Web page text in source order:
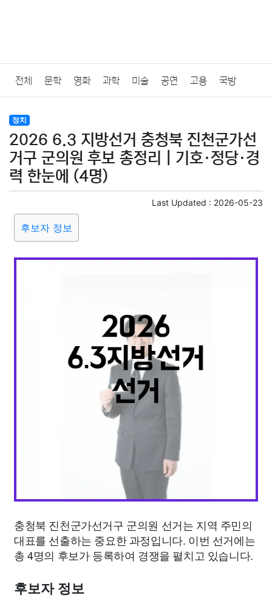
전체 문학 영화 과학 미술 공연 고용 국방
법률
질병 가요 방송 일상 주식 암호화폐 블록체인
결혼 육아 반려동물
요리 상품리뷰
교육 교통 생활
정치
2026 6.3 지방선거 충청북 진천군가선
거구 군의원 후보 총정리｜기호·정당·경
력 한눈에 (4명)
Last Updated : 2026-05-23
후보자 정보
충청북 진천군가선거구 군의원 선거는 지역 주민의
대표를 선출하는 중요한 과정입니다. 이번 선거에는
총 4명의 후보가 등록하여 경쟁을 펼치고 있습니다.
후보자 정보